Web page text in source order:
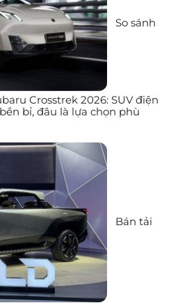
So sánh
Crosstrek 2026: SUV điện
bỉ, đâu là lựa chọn phù
Bán tải